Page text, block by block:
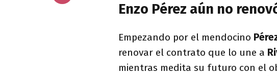
Enzo Pérez aún no
Empezando por el mendocino
renovar el contrato que lo une a
mientras medita su futuro con el